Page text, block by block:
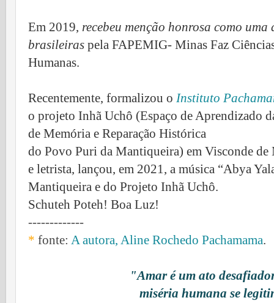
Em 2019, recebeu menção honrosa como uma
brasileiras pela FAPEMIG- Minas Faz
Humanas.
Recentemente, formalizou o Instituto
o projeto Inhã Uchô (Espaço de Aprendizado
de Memória e Reparação Histórica
do Povo Puri da Mantiqueira) em Visconde de
e letrista, lançou, em 2021, a música “Abya
Mantiqueira e do Projeto Inhã Uchô.
Schuteh Poteh! Boa Luz!
-------------
* fonte: A autora, Aline Rochedo Pachamama.
"Amar é um ato
miséria humana se